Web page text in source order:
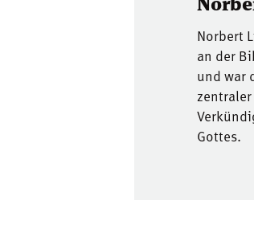
Norbert
an der
und war
Gottes.